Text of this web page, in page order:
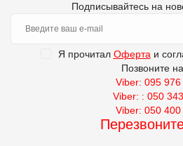
Подписывайтесь на
Я прочитал Оферта и
Позвоните
Viber: 095 976
Viber: : 050
Viber: 050 400